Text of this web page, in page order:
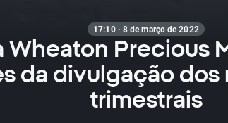
17:10 · 8 de março de 2022
Wheaton Precious
da divulgação dos
trimestrais